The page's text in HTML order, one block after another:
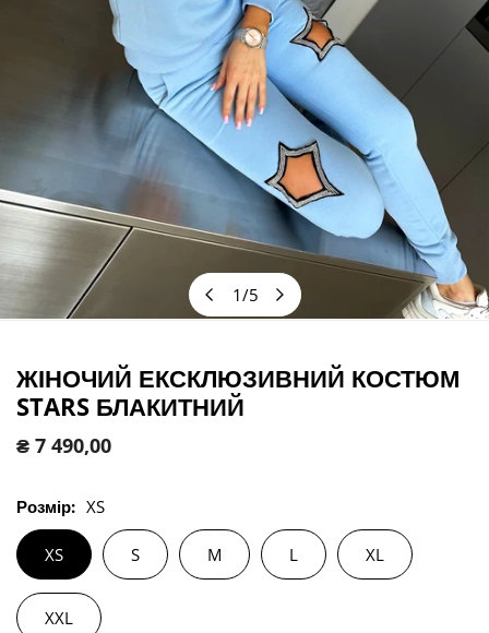
1/
з
5
ЖІНОЧИЙ ЕКСКЛЮЗИВНИЙ КОСТЮМ
STARS БЛАКИТНИЙ
Звичайна
₴ 7 490,00
Розмір: XS
XS S M L XL
XXL